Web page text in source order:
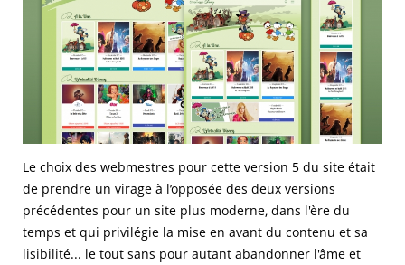
Le choix des webmestres pour cette version 5 du site était
de prendre un virage à l’opposée des deux versions
précédentes pour un site plus moderne, dans l'ère du
temps et qui privilégie la mise en avant du contenu et sa
lisibilité... le tout sans pour autant abandonner l'âme et